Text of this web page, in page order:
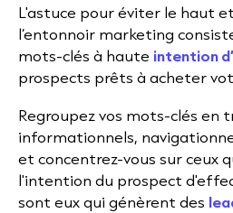
L'astuce pour éviter le haut
l’entonnoir marketing
mots-clés à haute intention
prospects prêts à acheter
Regroupez vos mots-clés en
informationnels,
et concentrez-vous sur ceux
l'intention du prospect
sont eux qui génèrent des